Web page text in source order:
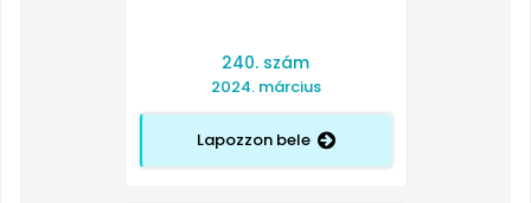
240. szám
2024. március
Lapozzon bele